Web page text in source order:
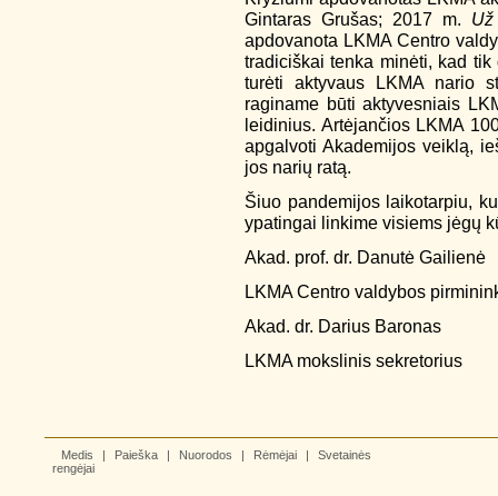
Gintaras Grušas; 2017 m.
apdovanota LKMA Centro
tradiciškai tenka minėti, kad
turėti aktyvaus LKMA nario
raginame būti aktyvesniais
leidinius. Artėjančios LKMA
apgalvoti Akademijos veiklą,
jos narių ratą.
Šiuo pandemijos laikotarpiu,
ypatingai linkime visiems jėgų
Akad. prof. dr. Danutė Gailienė
LKMA Centro valdybos
Akad. dr. Darius Baronas
LKMA mokslinis sekretorius
Medis | Paieška | Nuorodos | Rėmėjai |
Svetainės
rengėjai